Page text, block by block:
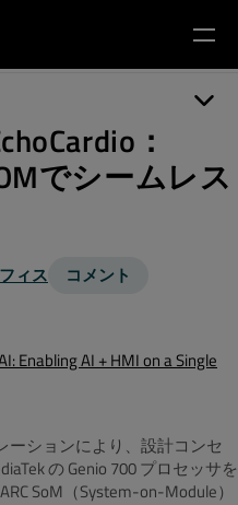
：
でシームレス
ィス コメント
Enabling AI + HMI on a Single
ーションにより、設計コンセ
の Genio 700 プロセッサを
SoM（System-on-Module）